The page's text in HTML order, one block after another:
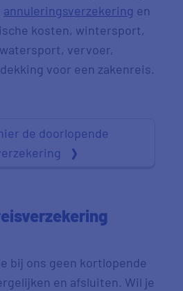
annuleringsverzekering en
kosten, wintersport,
vervoer,
voor een zakenreis.
de doorlopende
bij ons geen kortlopende
en afsluiten. Wil je